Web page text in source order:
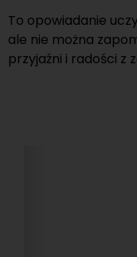
To opowiadanie
ale nie można
przyjaźni i radości z